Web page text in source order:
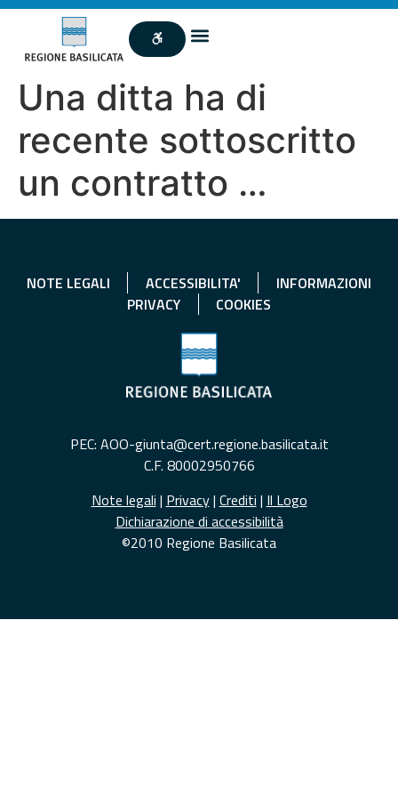
Una ditta ha di
recente sottoscritto
un contratto …
NOTE LEGALI ACCESSIBILITA'
INFORMAZIONI
PRIVACY
COOKIES
PEC: AOO-giunta@cert.regione.basilicata.it
C.F. 80002950766
Note legali | Privacy| Crediti | Il Logo
Dichiarazione di accessibilità
©2010 Regione Basilicata